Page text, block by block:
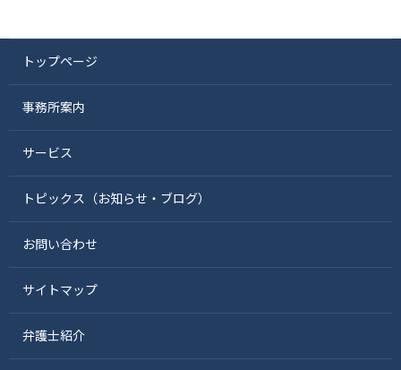
トップページ
事務所案内
サービス
トピックス（お知らせ・ブログ）
お問い合わせ
サイトマップ
弁護士紹介